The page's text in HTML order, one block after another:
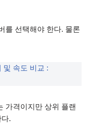
를 선택해야 한다. 물론
및 속도 비교 :
가격이지만 상위 플랜
.